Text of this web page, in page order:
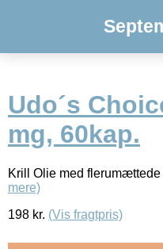
Udo´s
mg, 60kap.
Krill Olie med
mere)
198 kr. (Vis fragtpris)